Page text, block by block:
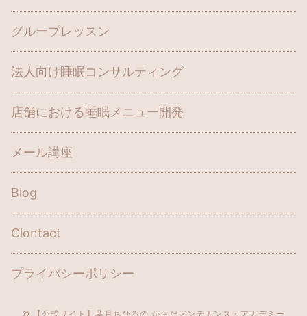
グループレッスン
法人向け睡眠コンサルティング
店舗における睡眠メニュー開発
メール講座
Blog
Clontact
プライバシーポリシー
© 【公式サイト】葉月ちひろの からだメンテナンス・アカデミー